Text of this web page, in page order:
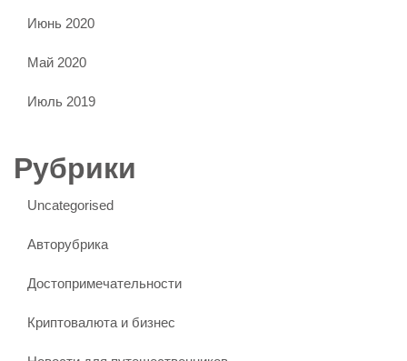
Июнь 2020
Май 2020
Июль 2019
Рубрики
Uncategorised
Авторубрика
Достопримечательности
Криптовалюта и бизнес